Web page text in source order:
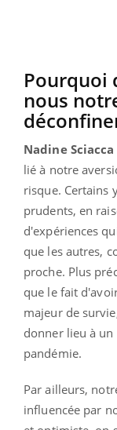
Pourquoi
nous
Nadine Sciacca
lié à notre
risque. Certains
prudents, en
d'expériences
que les autres,
proche. Plus
que le fait
majeur de
donner lieu à
pandémie.
Par ailleurs,
influencée par